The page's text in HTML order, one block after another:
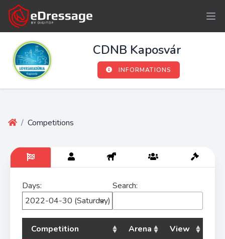
CDNB Kaposvár
INFORMATIONS
/ Competitions
Days: Search:
Competition Arena View